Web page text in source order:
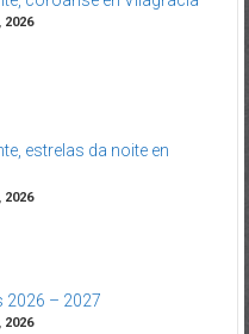
estrelas da noite en
2026 – 2027